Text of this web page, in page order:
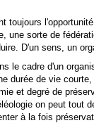
sorte de
D'un sens, un
cadre d'un
de vie
et degré de
on peut tout
à la fois